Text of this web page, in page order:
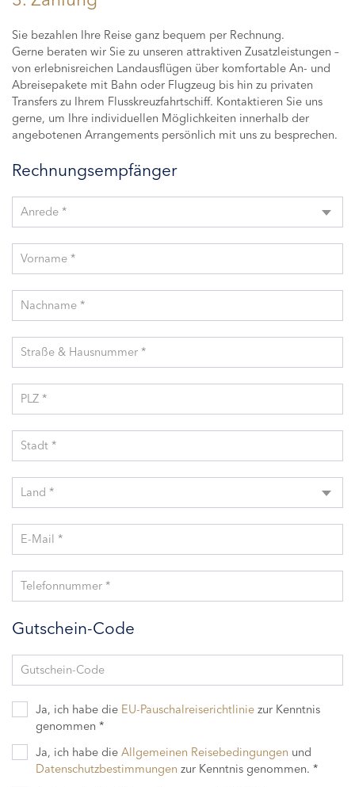
Sie bezahlen Ihre Reise ganz bequem per Rechnung.
Gerne beraten wir Sie zu unseren attraktiven Zusatzleistungen –
von erlebnisreichen Landausflügen über komfortable An- und
Abreisepakete mit Bahn oder Flugzeug bis hin zu privaten
Transfers zu Ihrem Flusskreuzfahrtschiff. Kontaktieren Sie uns
gerne, um Ihre individuellen Möglichkeiten innerhalb der
angebotenen Arrangements persönlich mit uns zu besprechen.
Rechnungsempfänger
Anrede *
Vorname *
Nachname *
Straße & Hausnummer *
PLZ *
Stadt *
Land *
E-Mail *
Telefonnummer *
Gutschein-Code
Gutschein-Code
Ja, ich habe die EU-Pauschalreiserichtlinie zur Kenntnis
genommen *
Ja, ich habe die Allgemeinen Reisebedingungen und
Datenschutzbestimmungen zur Kenntnis genommen. *